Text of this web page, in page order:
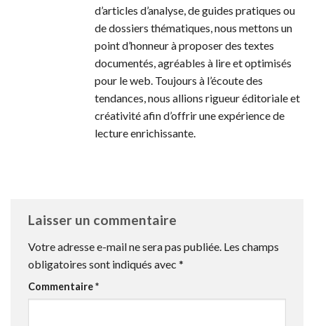
d’articles d’analyse, de guides pratiques ou
de dossiers thématiques, nous mettons un
point d’honneur à proposer des textes
documentés, agréables à lire et optimisés
pour le web. Toujours à l’écoute des
tendances, nous allions rigueur éditoriale et
créativité afin d’offrir une expérience de
lecture enrichissante.
Laisser un commentaire
Votre adresse e-mail ne sera pas publiée. Les champs
obligatoires sont indiqués avec *
Commentaire*